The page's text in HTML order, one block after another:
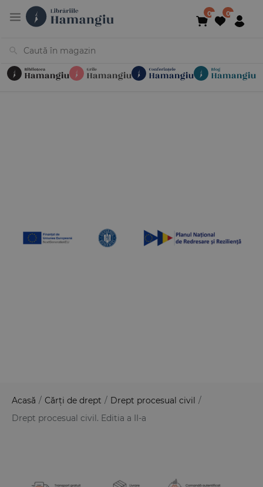
Acasă / Cărți de drept / Drept procesual civil /
Drept procesual civil. Editia a II-a